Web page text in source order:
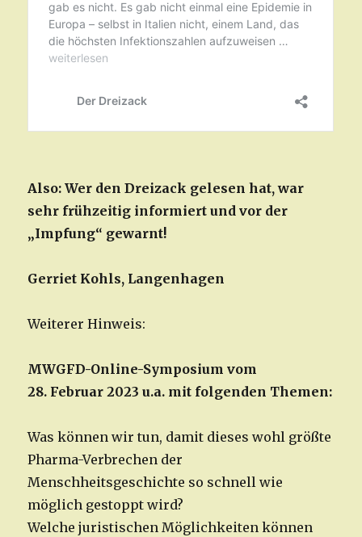
Also: Wer den Dreizack gelesen hat, war
sehr frühzeitig informiert und vor der
„Impfung“ gewarnt!
Gerriet Kohls, Langenhagen
Weiterer Hinweis:
MWGFD-Online-Symposium vom
28. Februar 2023 u.a. mit folgenden Themen:
Was können wir tun, damit dieses wohl größte
Pharma-Verbrechen der
Menschheitsgeschichte so schnell wie
möglich gestoppt wird?
Welche juristischen Möglichkeiten können